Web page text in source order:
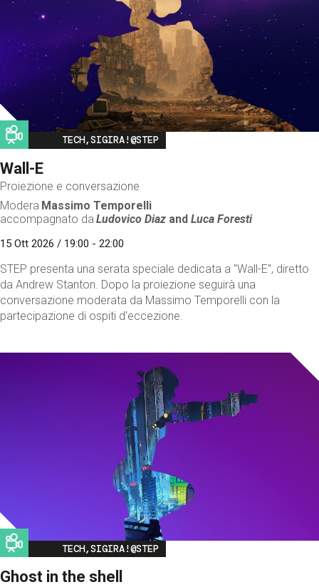
Image
TECH,SIGIRA!@STEP
Wall-E
Proiezione e conversazione
Modera Massimo Temporelli
accompagnato da Ludovico Diaz andLuca Foresti
15 Ott 2026 / 19:00 - 22:00
STEP presenta una serata speciale dedicata a "Wall-E", diretto
da Andrew Stanton. Dopo la proiezione seguirà una
conversazione moderata da Massimo Temporelli con la
partecipazione di ospiti d'eccezione.
Image
TECH,SIGIRA!@STEP
Ghost in the shell